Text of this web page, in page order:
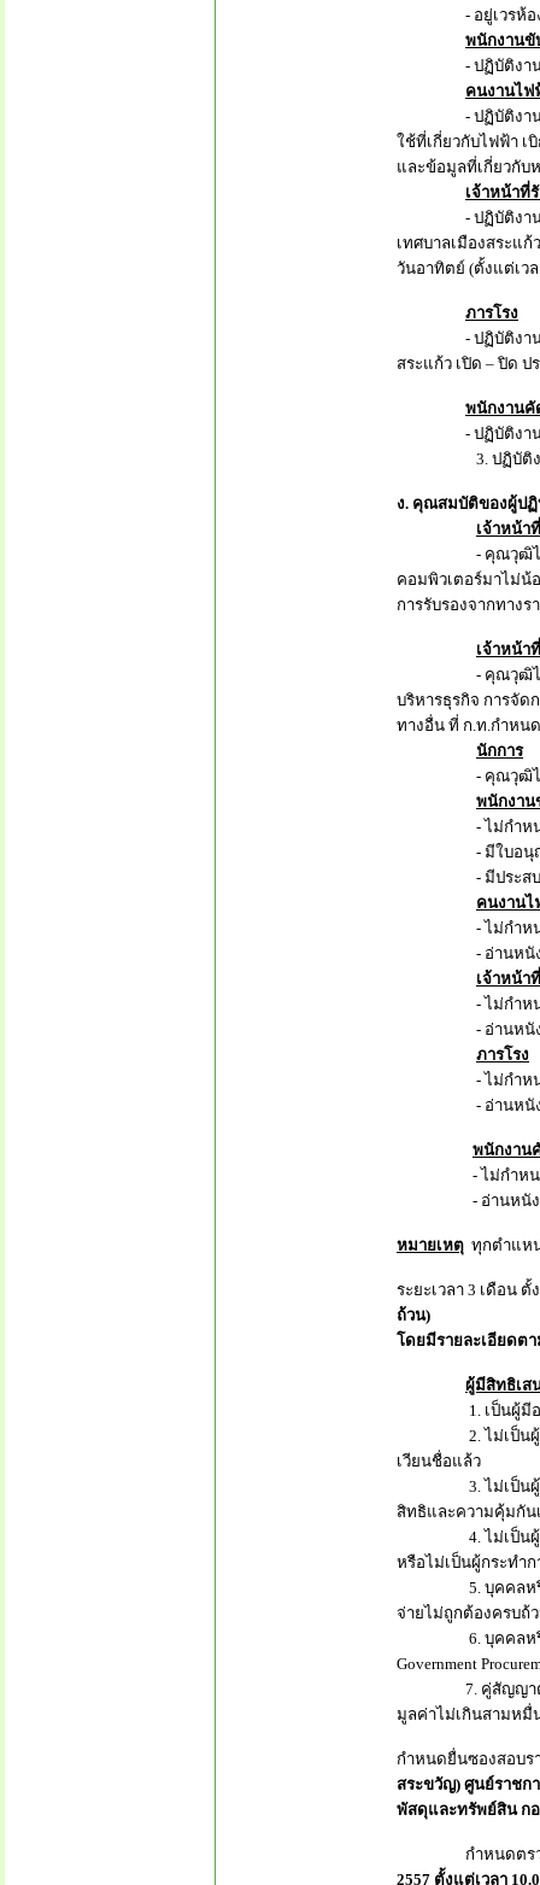
- อยู่เวรห้องควบ
พนักงานขั
- ปฏิบัติงานเกี่ย
คนงานไฟ
- ปฏิบัติงานเกี่ยว
ใช้ที่เกี่ยวกับไฟฟ้า เ
และข้อมูลที่เกี่ยวกับ
เจ้าหน้าที่
- ปฏิบัติงานเกี่ยว
เทศบาลเมืองสระแ
วันอาทิตย์ (ตั้งแต่เวล
ภารโรง
- ปฏิบัติงานเกี่ยว
สระแก้ว เปิด – ปิด
พนักงานคั
- ปฏิบัติงานเกี่ยว
3. ปฏิบัติงานอื่
ง. คุณสมบัติของผู้ปฏิ
เจ้าหน้า
- คุณวุฒิไม่ต่ำกว่า
คอมพิวเตอร์มาไม่น้
การรับรองจากทาง
เจ้าหน้า
- คุณวุฒิไม่ต่ำกว่า
บริหารธุรกิจ การจัด
ทางอื่น ที่ ก.ท.กำหน
นักการ
- คุณวุฒิไม่ต่ำก
พนักงาน
- ไม่กำหน
- มีใบอนุญา
- มีประสบการ
คนงานไ
- ไม่กำหน
- อ่านหนังสืออ
เจ้าหน้า
- ไม่กำหน
- อ่านหนังสืออ
ภารโรง
- ไม่กำหน
- อ่านหนังสืออ
พนักงาน
- ไม่กำหนด
- อ่านหนังสืออ
หมายเหตุ ทุกตำแห
ระยะเวลา 3 เดือน
ถ้วน)
โดยมีรายละเอียดตา
ผู้มีสิทธิเส
1. เป็นผู้มีอาชีพ
2. ไม่เป็นผู้ที่ถูกร
เวียนชื่อแล้ว
3. ไม่เป็นผู้ได้รับ
สิทธิและความคุ้มกัน
4. ไม่เป็นผู้มีผลป
หรือไม่เป็นผู้กระทำ
5. บุคคลหรือนิติบุ
จ่ายไม่ถูกต้องครบถ้
6. บุคคลหรือนิติบุ
Government
7. คู่สัญญาต้องรับ
มูลค่าไม่เกินสามหมื่
กำหนดยื่นซองสอบร
สระขวัญ) ศูนย์ราชกา
พัสดุและทรัพย์สิน ก
กำหนดตรวจสอบ
2557 ตั้งแต่เวลา